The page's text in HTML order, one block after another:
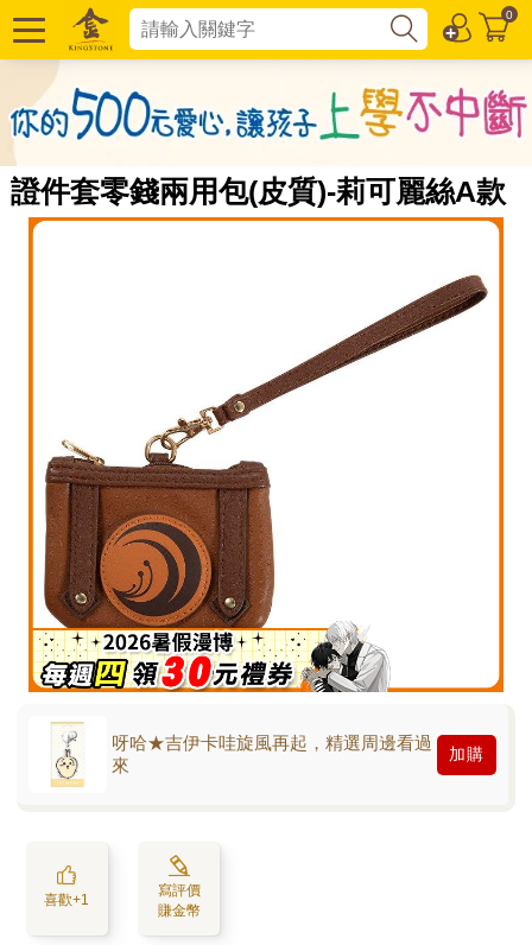
0
證件套零錢兩用包(皮質)-莉可麗絲A款
呀哈★吉伊卡哇旋風再起，精選周邊看過
來
加購
喜歡+1
寫評價
賺金幣